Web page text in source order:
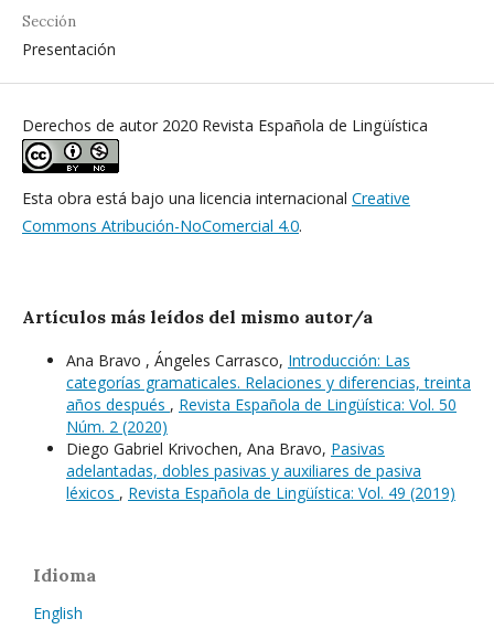
Sección
Presentación
Derechos de autor 2020 Revista Española de Lingüística
Esta obra está bajo una licencia internacional Creative
Commons Atribución-NoComercial 4.0.
Artículos más leídos del mismo autor/a
Ana Bravo , Ángeles Carrasco, Introducción: Las
categorías gramaticales. Relaciones y diferencias, treinta
años después , Revista Española de Lingüística: Vol. 50
Núm. 2 (2020)
Diego Gabriel Krivochen, Ana Bravo, Pasivas
adelantadas, dobles pasivas y auxiliares de pasiva
léxicos , Revista Española de Lingüística: Vol. 49 (2019)
Idioma
English